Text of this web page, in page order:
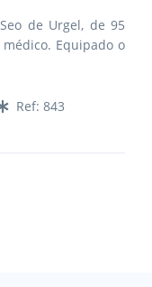
de Urgel, de 95
Equipado o
Ref: 843